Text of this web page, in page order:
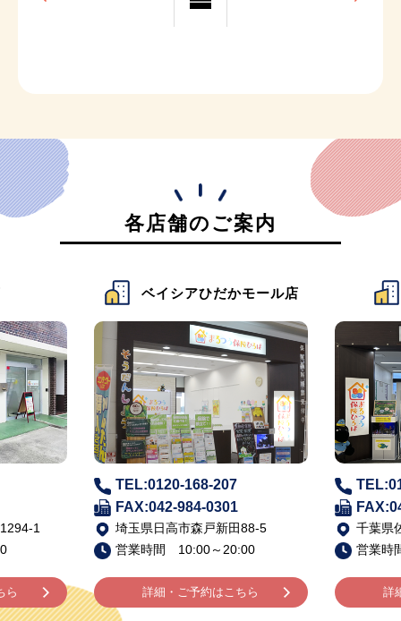
各店舗のご案内
シアひだかモール店
市森戸新田88-5
10:00～20:00
ご予約はこちら
ベイシア佐倉店
TEL:0120-168-206
FAX:043-483-5002
千葉県佐倉市寺崎北6-1-1
営業時間 10:00～20:00
詳細・ご予約はこちら